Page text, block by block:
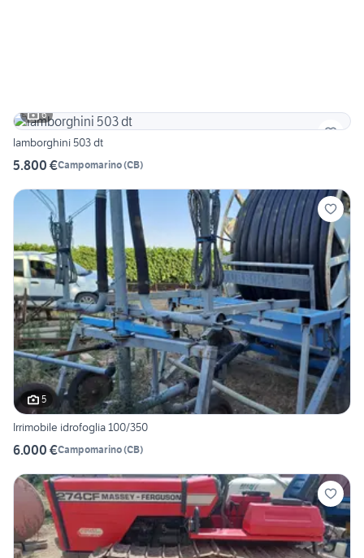
6
lamborghini 503 dt
5.800 €Campomarino(CB)
5
Irrimobile idrofoglia 100/350
6.000 €Campomarino(CB)